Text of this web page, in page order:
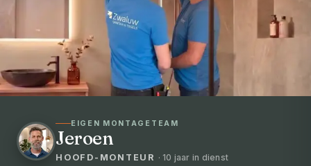
EIGEN MONTAGETEAM
Jeroen
HOOFD-MONTEUR · 10 jaar in dienst